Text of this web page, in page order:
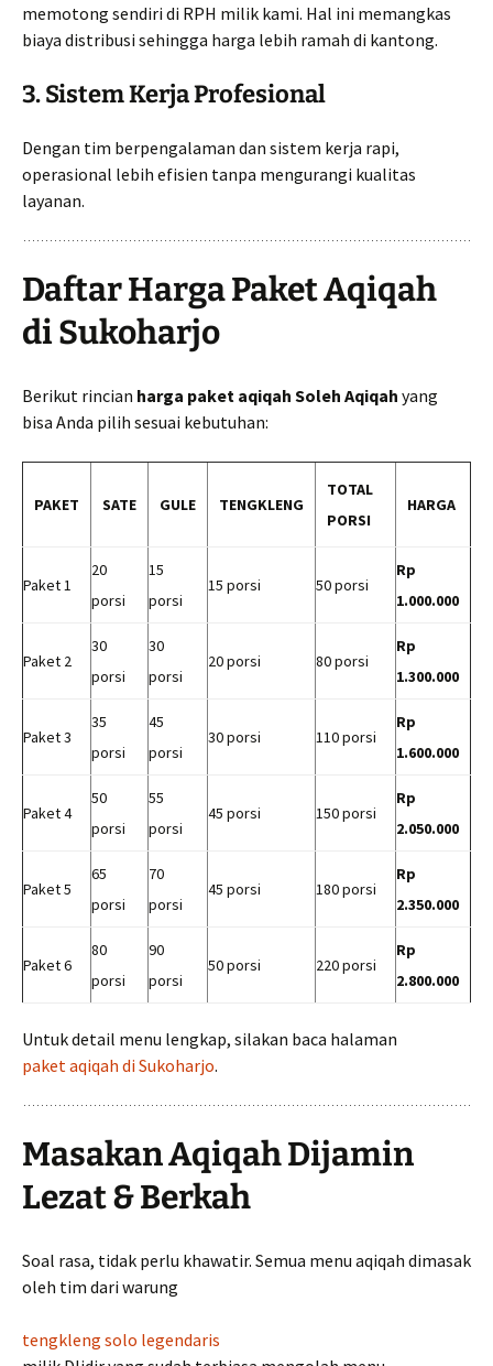
memotong sendiri di RPH milik kami. Hal ini memangkas
biaya distribusi sehingga harga lebih ramah di kantong.
3. Sistem Kerja Profesional
Dengan tim berpengalaman dan sistem kerja rapi,
operasional lebih efisien tanpa mengurangi kualitas
layanan.
Daftar Harga Paket Aqiqah
di Sukoharjo
Berikut rincian harga paket aqiqah Soleh Aqiqah yang
bisa Anda pilih sesuai kebutuhan:
PAKET SATE GULE TENGKLENG
TOTAL
PORSI
HARGA
Paket 1
20
porsi
15
porsi
15 porsi 50 porsi
Rp
1.000.000
Paket 2
30
porsi
30
porsi
20 porsi 80 porsi
Rp
1.300.000
Paket 3
35
porsi
45
porsi
30 porsi 110 porsi
Rp
1.600.000
Paket 4
50
porsi
55
porsi
45 porsi 150 porsi
Rp
2.050.000
Paket 5
65
porsi
70
porsi
45 porsi 180 porsi
Rp
2.350.000
Paket 6
80
porsi
90
porsi
50 porsi 220 porsi
Rp
2.800.000
Untuk detail menu lengkap, silakan baca halaman
paket aqiqah di Sukoharjo.
Masakan Aqiqah Dijamin
Lezat & Berkah
Soal rasa, tidak perlu khawatir. Semua menu aqiqah dimasak
oleh tim dari warung
tengkleng solo legendaris